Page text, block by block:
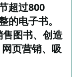
超过800
的电子书。
图书、创造
页营销、吸